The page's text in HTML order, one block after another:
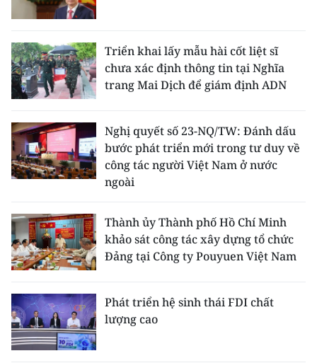
Triển khai lấy mẫu hài cốt liệt sĩ
chưa xác định thông tin tại Nghĩa
trang Mai Dịch để giám định ADN
Nghị quyết số 23-NQ/TW: Đánh dấu
bước phát triển mới trong tư duy về
công tác người Việt Nam ở nước
ngoài
Thành ủy Thành phố Hồ Chí Minh
khảo sát công tác xây dựng tổ chức
Đảng tại Công ty Pouyuen Việt Nam
Phát triển hệ sinh thái FDI chất
lượng cao